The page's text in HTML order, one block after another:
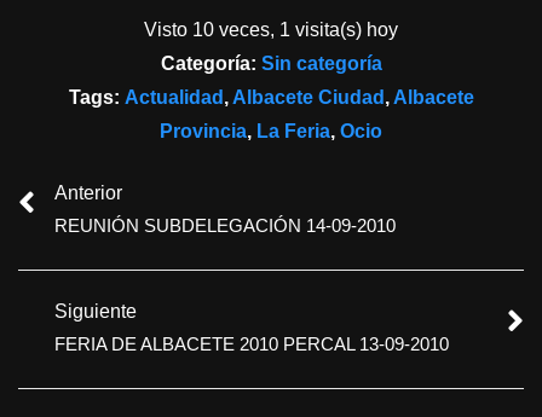
Visto 10 veces, 1 visita(s) hoy
Categoría: Sin categoría
Tags: Actualidad , Albacete Ciudad , Albacete
Provincia, La Feria, Ocio
Anterior
REUNIÓN SUBDELEGACIÓN 14-09-2010
Siguiente
FERIA DE ALBACETE 2010 PERCAL 13-09-2010